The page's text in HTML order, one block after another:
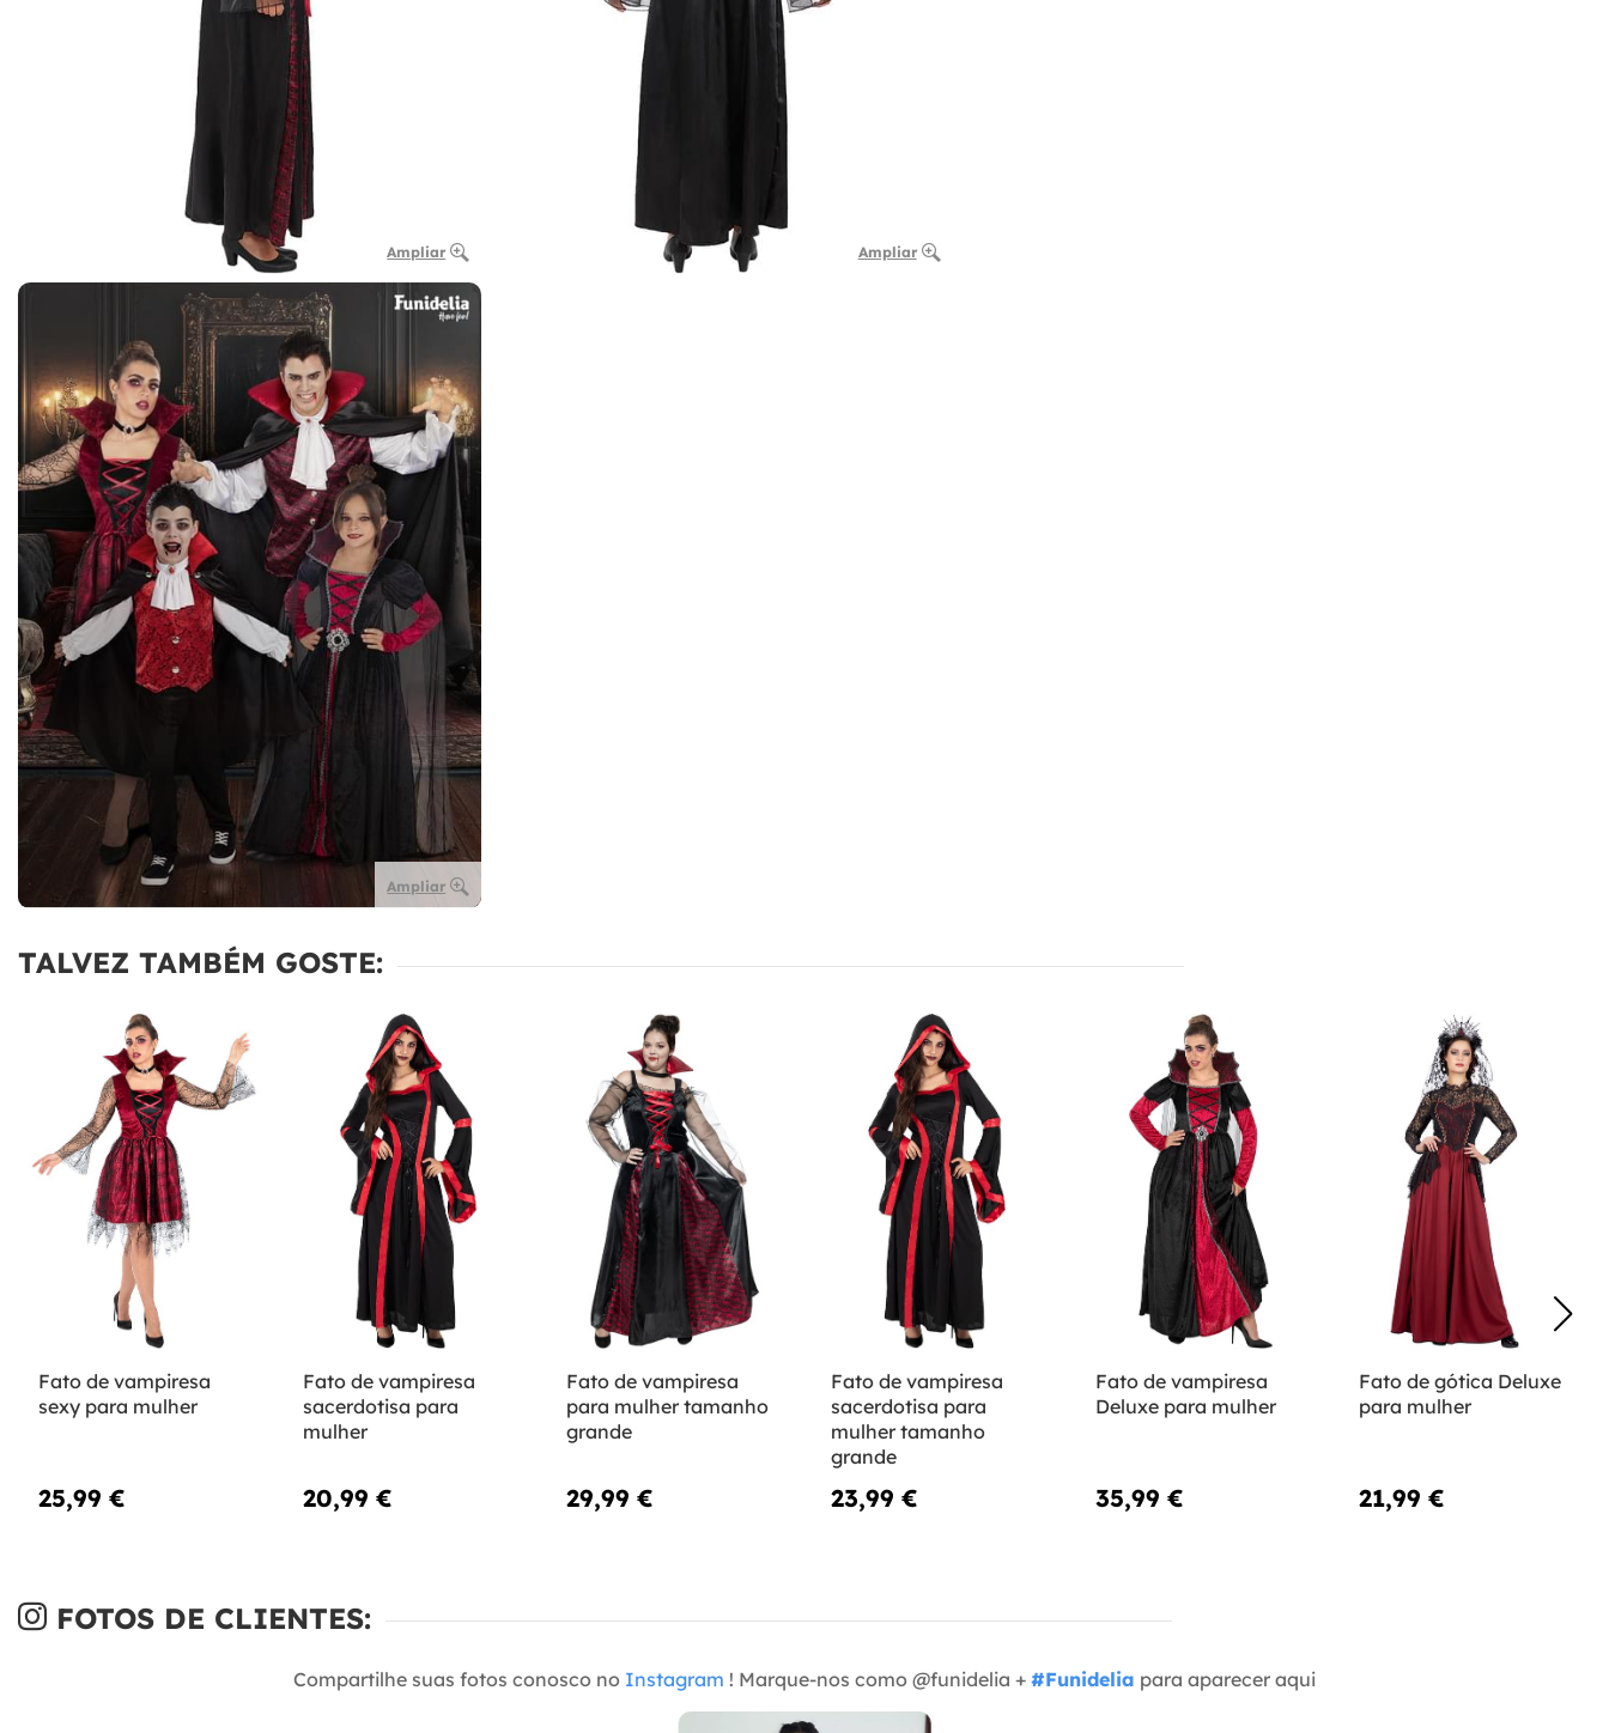
Ampliar Ampliar
Ampliar
TALVEZ TAMBÉM GOSTE:
Fato de vampiresa
sexy para mulher
25,99 €
Fato de vampiresa
sacerdotisa para
mulher
20,99 €
Fato de vampiresa
para mulher tamanho
grande
29,99 €
Fato de vampiresa
sacerdotisa para
mulher tamanho
grande
23,99 €
Fato de vampiresa
Deluxe para mulher
35,99 €
Fato de gótica Deluxe
para mulher
21,99 €
FOTOS DE CLIENTES:
Compartilhe suas fotos conosco no Instagram ! Marque-nos como @funidelia + #Funidelia para aparecer aqui